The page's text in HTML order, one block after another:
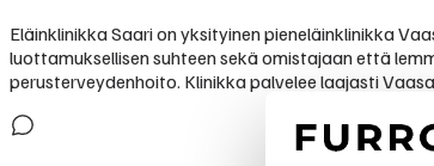
Eläinklinikka Saari on yksityinen pieneläinklinikka
luottamuksellisen suhteen sekä omistajaan että
perusterveydenhoito. Klinikka palvelee laajasti